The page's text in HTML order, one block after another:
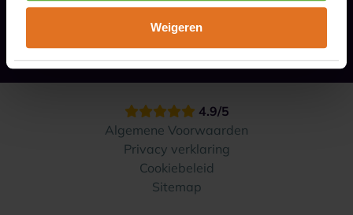
Weigeren
Hoe werkt het?
4.9/5
Algemene Voorwaarden
Privacy verklaring
Cookiebeleid
Sitemap